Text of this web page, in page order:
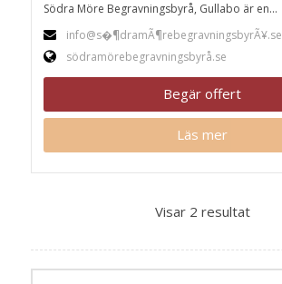
Södra Möre Begravningsbyrå, Gullabo är en...
info@s�¶dramÃ¶rebegravningsbyrÃ¥.se
södramörebegravningsbyrå.se
Begär offert
Läs mer
Visar 2 resultat